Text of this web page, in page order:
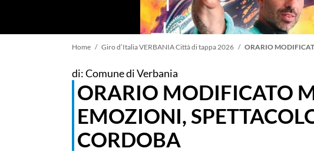
Briciole
di
pane
Home Giro d’Italia VERBANIA Città di tappa 2026 ORARIO
di: Comune di Verbania
ORARIO MODIFICATO
EMOZIONI,
CORDOBA